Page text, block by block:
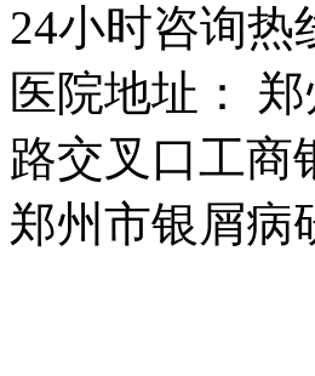
24小时咨询热
医院地址：
路交叉口工商
郑州市银屑病